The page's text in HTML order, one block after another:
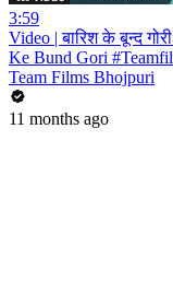
3:59
Video | बारिश के बून्द
Ke Bund Gori
Team Films Bhojpuri
11 months ago